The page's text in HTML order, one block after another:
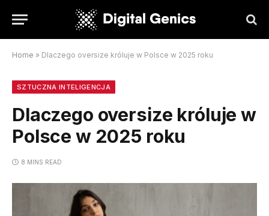
Home » Dlaczego oversize króluje w Polsce w 2025 roku
SZTUCZNA INTELIGENCJA
Dlaczego oversize króluje w
Polsce w 2025 roku
8 MINS READ